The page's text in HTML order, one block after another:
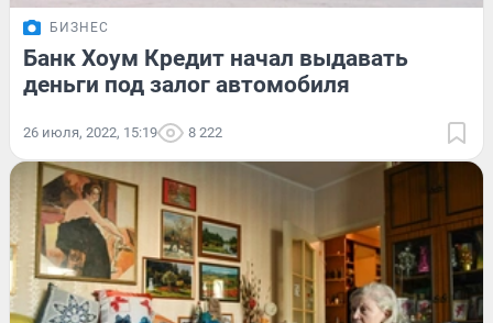
БИЗНЕС
Банк Хоум Кредит начал выдавать
деньги под залог автомобиля
26 июля, 2022, 15:19 8 222